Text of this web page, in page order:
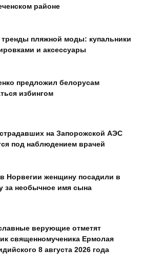
районе
пляжной моды: купальники
и аксессуары
предложил белорусам
избингом
на Запорожской АЭС
под наблюдением врачей
Норвегии женщину посадили в
за необычное имя сына
верующие отметят
священномученика Ермолая
8 августа 2026 года